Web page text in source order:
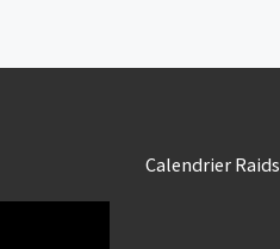
Calendrier Raids